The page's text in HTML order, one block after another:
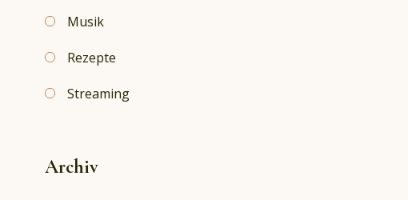
Musik
Rezepte
Streaming
Archiv